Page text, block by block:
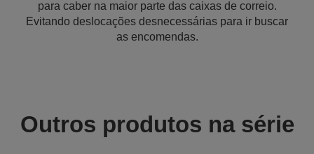
para caber na maior parte das caixas de correio.
Evitando deslocações desnecessárias para ir buscar
as encomendas.
Outros produtos na série